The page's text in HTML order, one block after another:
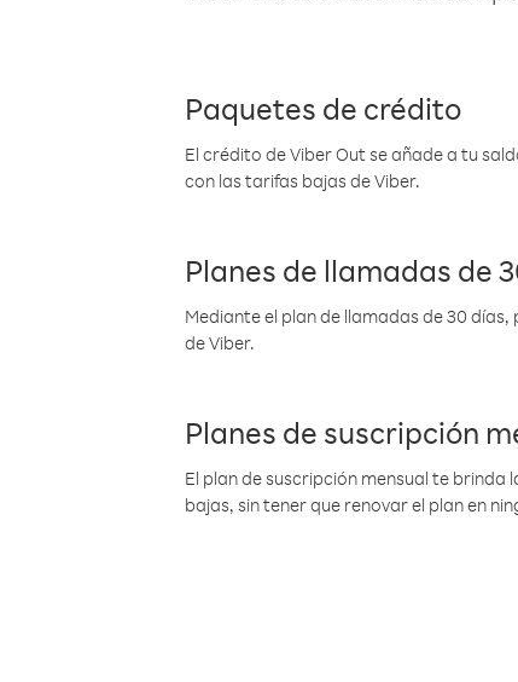
Paquetes de crédito
El crédito de Viber Out se añade a tu
con las tarifas bajas de Viber.
Planes de llamadas de
Mediante el plan de llamadas de 30
de Viber.
Planes de suscripción
El plan de suscripción mensual te
bajas, sin tener que renovar el plan en